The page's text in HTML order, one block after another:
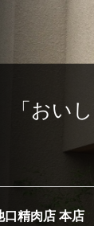
「おい
口精肉店 本店